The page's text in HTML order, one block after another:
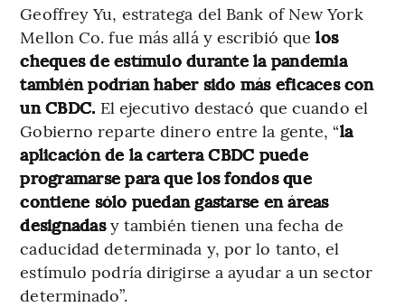
Geoffrey Yu, estratega del Bank of New York
Mellon Co. fue más allá y escribió quelos
cheques de estímulo durante la pandemia
también podrían haber sido más eficaces con
un CBDC. El ejecutivo destacó que cuando el
Gobierno reparte dinero entre la gente, “la
aplicación de la cartera CBDC puede
programarse para que los fondos que
contiene sólo puedan gastarse en áreas
designadasy también tienen una fecha de
caducidad determinada y, por lo tanto, el
estímulo podría dirigirse a ayudar a un sector
determinado”.